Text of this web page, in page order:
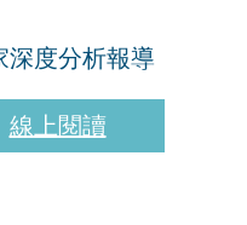
深度分析報導
線上閱讀